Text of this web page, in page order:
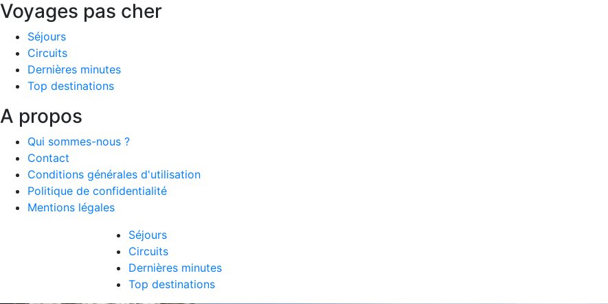
Voyages pas cher
Séjours
Circuits
Dernières minutes
Top destinations
A propos
Qui sommes-nous ?
Contact
Conditions générales d'utilisation
Politique de confidentialité
Mentions légales
Séjours
Circuits
Dernières minutes
Top destinations